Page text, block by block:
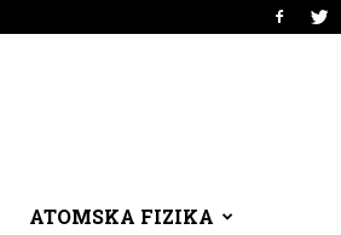
ATOMSKA FIZIKA